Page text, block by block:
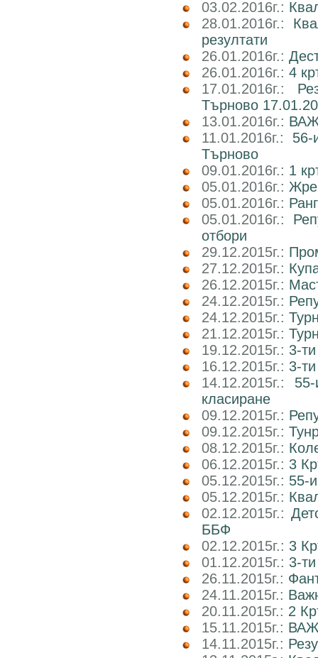
03.02.2016г.:
28.01.2016г.:
резултати
26.01.2016г.:
26.01.2016г.: 4
17.01.2016г.:
Търново
13.01.2016г.:
11.01.2016г.: 56-
Търново
09.01.2016г.: 1
05.01.2016г.:
05.01.2016г.:
05.01.2016г.:
отбори
29.12.2015г.:
27.12.2015г.:
26.12.2015г.:
24.12.2015г.:
24.12.2015г.:
21.12.2015г.:
19.12.2015г.: 3-
16.12.2015г.: 3-
14.12.2015г.:
класиране
09.12.2015г.:
09.12.2015г.:
08.12.2015г.:
06.12.2015г.: 3
05.12.2015г.: 55-
05.12.2015г.:
02.12.2015г.:
ББФ
02.12.2015г.: 3
01.12.2015г.: 3-
26.11.2015г.:
24.11.2015г.:
20.11.2015г.: 2
15.11.2015г.:
14.11.2015г.: